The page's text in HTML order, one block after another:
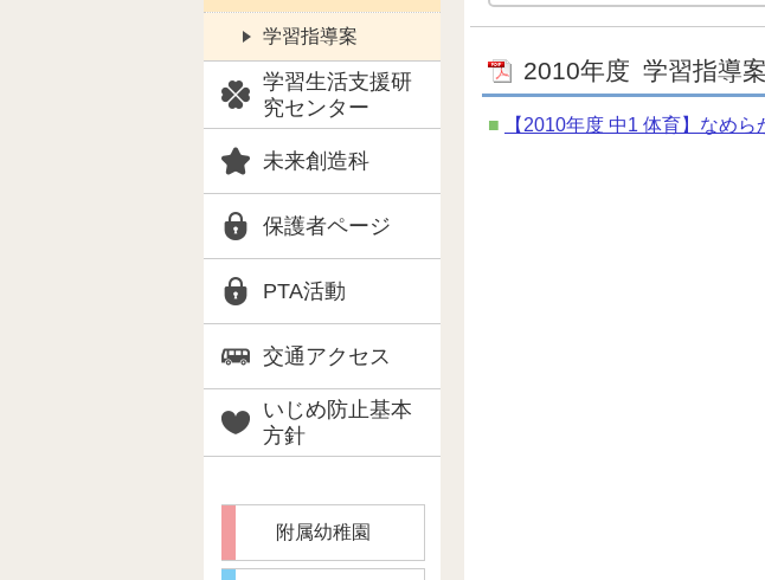
学習指導案
学習生活支援研
究センター
未来創造科
保護者ページ
PTA活動
交通アクセス
いじめ防止基本
方針
2010年度 学習指導案
【2010年度 中1 体育】なめ
附属幼稚園